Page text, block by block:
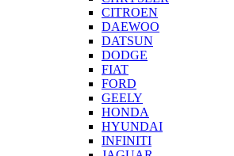
CITROEN
DAEWOO
DATSUN
DODGE
FIAT
FORD
GEELY
HONDA
HYUNDAI
INFINITI